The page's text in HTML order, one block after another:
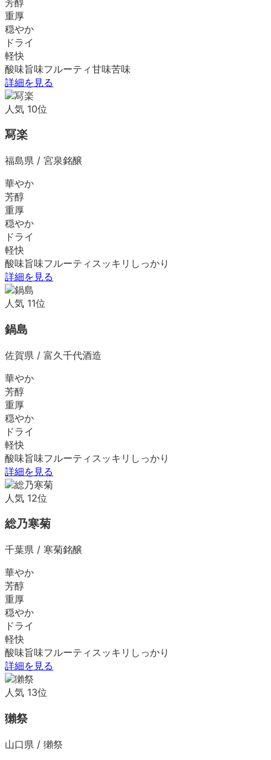
重厚
穏やか
ドライ
軽快
酸味旨味フルーティ甘味苦味
詳細を見る
人気 10位
冩楽
福島県 / 宮泉銘醸
華やか
芳醇
重厚
穏やか
ドライ
軽快
酸味旨味フルーティ スッキリ しっかり
詳細を見る
人気 11位
鍋島
佐賀県 / 富久千代酒造
華やか
芳醇
重厚
穏やか
ドライ
軽快
酸味旨味フルーティ スッキリ しっかり
詳細を見る
人気 12位
総乃寒菊
千葉県 / 寒菊銘醸
華やか
芳醇
重厚
穏やか
ドライ
軽快
酸味旨味フルーティ スッキリ しっかり
詳細を見る
人気 13位
獺祭
山口県 / 獺祭